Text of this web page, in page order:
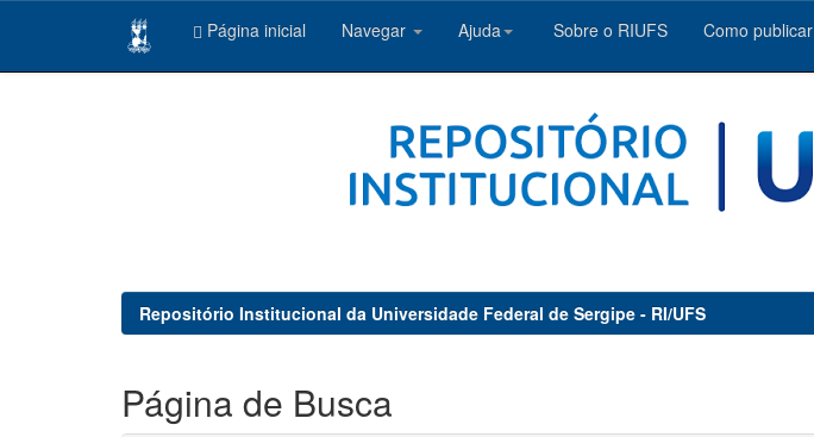
Página inicial Navegar Ajuda Sobre o RIUFS Como publicar
Repositório Institucional da Universidade Federal de Sergipe - RI/UFS
Página de Busca